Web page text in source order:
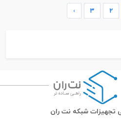
2
3
›
تجهیزات شبکه نت ران